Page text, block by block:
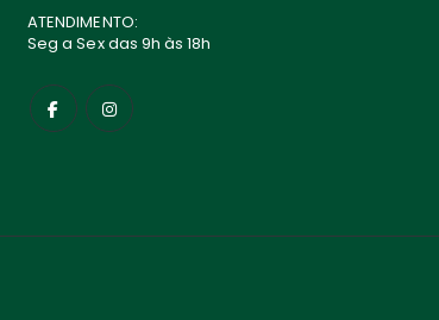
ATENDIMENTO:
Seg a Sex das 9h às 18h